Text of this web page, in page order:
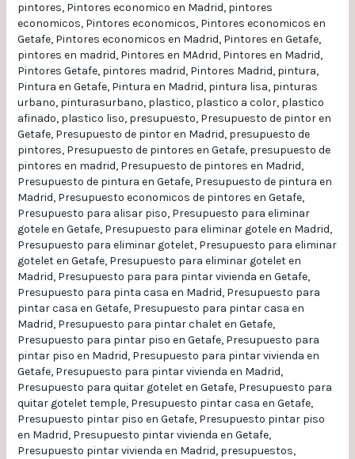
pintores, Pintores economico en Madrid, pintores
economicos, Pintores economicos, Pintores economicos en
Getafe, Pintores economicos en Madrid, Pintores en Getafe,
pintores en madrid, Pintores en MAdrid, Pintores en Madrid,
Pintores Getafe, pintores madrid, Pintores Madrid, pintura,
Pintura en Getafe, Pintura en Madrid, pintura lisa, pinturas
urbano, pinturasurbano, plastico, plastico a color, plastico
afinado, plastico liso, presupuesto, Presupuesto de pintor en
Getafe, Presupuesto de pintor en Madrid, presupuesto de
pintores, Presupuesto de pintores en Getafe, presupuesto de
pintores en madrid, Presupuesto de pintores en Madrid,
Presupuesto de pintura en Getafe, Presupuesto de pintura en
Madrid, Presupuesto economicos de pintores en Getafe,
Presupuesto para alisar piso, Presupuesto para eliminar
gotele en Getafe, Presupuesto para eliminar gotele en Madrid,
Presupuesto para eliminar gotelet, Presupuesto para eliminar
gotelet en Getafe, Presupuesto para eliminar gotelet en
Madrid, Presupuesto para para pintar vivienda en Getafe,
Presupuesto para pinta casa en Madrid, Presupuesto para
pintar casa en Getafe, Presupuesto para pintar casa en
Madrid, Presupuesto para pintar chalet en Getafe,
Presupuesto para pintar piso en Getafe, Presupuesto para
pintar piso en Madrid, Presupuesto para pintar vivienda en
Getafe, Presupuesto para pintar vivienda en Madrid,
Presupuesto para quitar gotelet en Getafe, Presupuesto para
quitar gotelet temple, Presupuesto pintar casa en Getafe,
Presupuesto pintar piso en Getafe, Presupuesto pintar piso
en Madrid, Presupuesto pintar vivienda en Getafe,
Presupuesto pintar vivienda en Madrid, presupuestos,